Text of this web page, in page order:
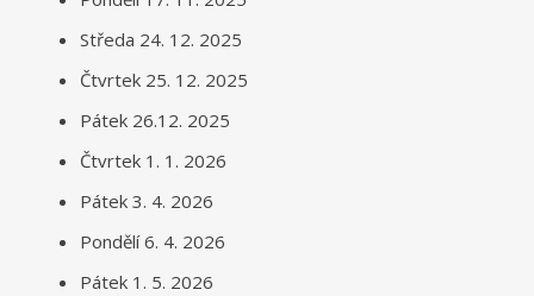
Středa 24. 12. 2025
Čtvrtek 25. 12. 2025
Pátek 26.12. 2025
Čtvrtek 1. 1. 2026
Pátek 3. 4. 2026
Pondělí 6. 4. 2026
Pátek 1. 5. 2026